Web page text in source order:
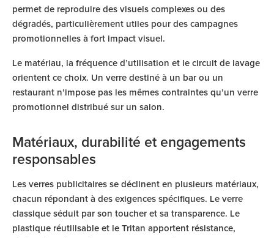
permet de reproduire des visuels complexes ou des
dégradés, particulièrement utiles pour des campagnes
promotionnelles à fort impact visuel.
Le matériau, la fréquence d’utilisation et le circuit de lavage
orientent ce choix. Un verre destiné à un bar ou un
restaurant n’impose pas les mêmes contraintes qu’un verre
promotionnel distribué sur un salon.
Matériaux, durabilité et engagements
responsables
Les verres publicitaires se déclinent en plusieurs matériaux,
chacun répondant à des exigences spécifiques. Le verre
classique séduit par son toucher et sa transparence. Le
plastique réutilisable et le Tritan apportent résistance,